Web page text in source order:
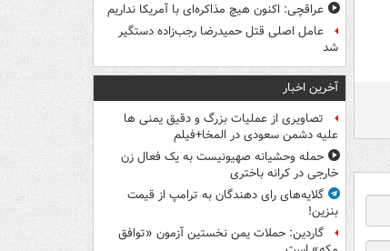
عراقچی: اکنون هیچ مذاکره‌ای با آمریکا نداریم
عامل اصلی قتل حمیدرضا رجب‌زاده دستگیر
شد
آخرین اخبار
تصاویری از عملیات بزرگ و دقیق یمنی ها
علیه دشمن سعودی در المخا+فیلم
حمله وحشیانه صهیونیست به یک فعال زن
خارجی در کرانه باختری
گلایه‌های رای دهندگان به ترامپ از قیمت
بنزین!
گاردین: حملات یمن نخستین آزمون «توافق